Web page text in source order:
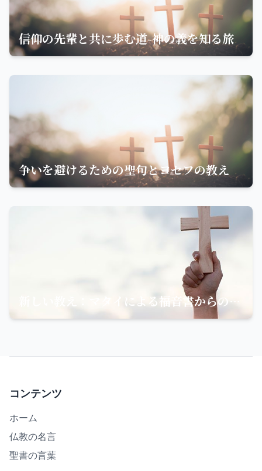
信仰の先輩と共に歩む道-神の義を知る旅
争いを避けるための聖句とヨセフの教え
新しい教え：マタイによる福音書からの聖句の深い意味を探る
コンテンツ
ホーム
仏教の名言
聖書の言葉